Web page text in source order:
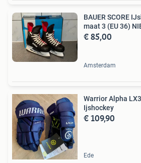
BAUER SCORE
maat 3 (EU 36)
€ 85,00
Amsterdam
Warrior Alpha
Ijshockey
€ 109,90
Ede